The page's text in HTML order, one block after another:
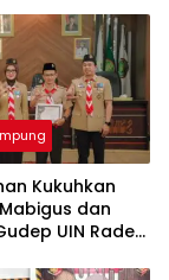
Kukuhkan
dan
UIN Raden